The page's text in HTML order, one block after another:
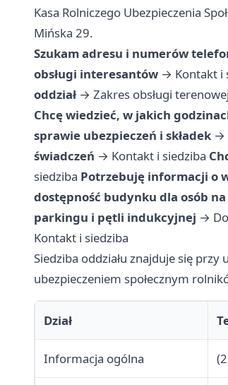
Kasa Rolniczego Ubezpieczenia
Mińska 29.
Szukam adresu i numerów
obsługi interesantów → Kontakt i
oddział → Zakres obsługi terenowej
Chcę wiedzieć, w jakich
sprawie ubezpieczeń i składek →
świadczeń → Kontakt i siedziba
siedziba Potrzebuję informacji o
dostępność budynku dla osób
parkingu i pętli indukcyjnej →
Kontakt i siedziba
Siedziba oddziału znajduje się
ubezpieczeniem społecznym
Dział
Informacja ogólna